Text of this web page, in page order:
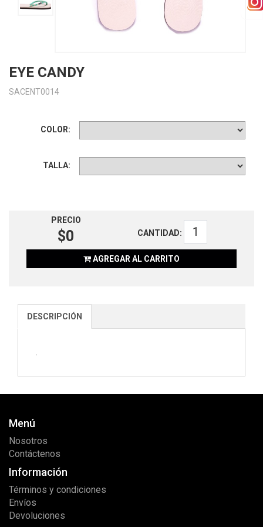
EYE CANDY
SACENT0014
COLOR:
TALLA:
PRECIO
$0 CANTIDAD:
AGREGAR AL CARRITO
DESCRIPCIÓN
Menú
Nosotros
Contáctenos
Información
Términos y condiciones
Envíos
Devoluciones